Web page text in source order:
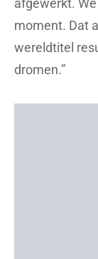
afgewerkt.
moment. Dat
wereldtitel
dromen.”